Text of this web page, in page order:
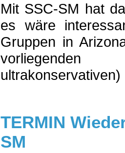
Mit SSC-SM hat
es wäre
Gruppen in
vorliegenden
TERMIN
SM